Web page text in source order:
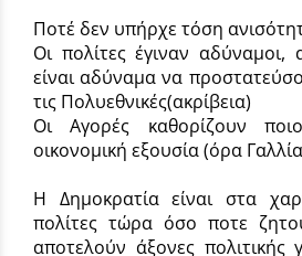
Ποτέ δεν υπήρχε τόση
Οι πολίτες έγιναν
είναι αδύναμα να
τις Πολυεθνικές(ακρίβεια)
Οι Αγορές καθορίζουν
οικονομική εξουσία (όρα
Η Δημοκρατία είναι στα
πολίτες τώρα όσο ποτε
αποτελούν άξονες πολιτικής